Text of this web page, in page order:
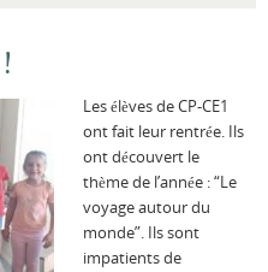
Les élèves de CP-CE1
ont fait leur rentrée. Ils
ont découvert le
thème de l’année : “Le
voyage autour du
monde”. Ils sont
impatients de